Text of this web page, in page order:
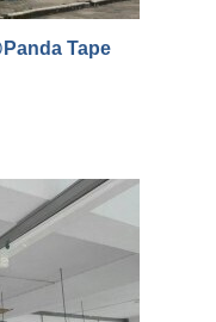
Tape